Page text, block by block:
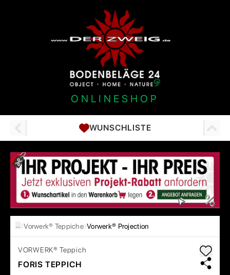
ONLINESHOP
WUNSCHLISTE
… Vorwerk® Teppiche Vorwerk® Projection
VORWERK® Teppich
FORIS TEPPICH